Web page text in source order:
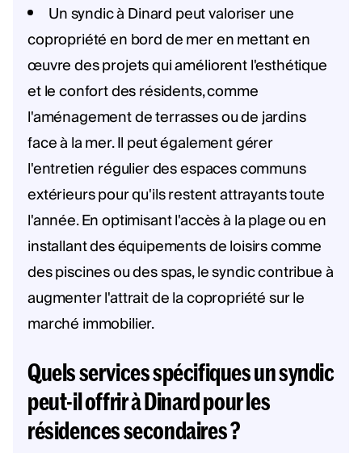
Un syndic à Dinard peut valoriser une
copropriété en bord de mer en mettant en
œuvre des projets qui améliorent l'esthétique
et le confort des résidents, comme
l'aménagement de terrasses ou de jardins
face à la mer. Il peut également gérer
l'entretien régulier des espaces communs
extérieurs pour qu'ils restent attrayants toute
l'année. En optimisant l'accès à la plage ou en
installant des équipements de loisirs comme
des piscines ou des spas, le syndic contribue à
augmenter l'attrait de la copropriété sur le
marché immobilier.
Quels services spécifiques un syndic
peut-il offrir à Dinard pour les
résidences secondaires ?